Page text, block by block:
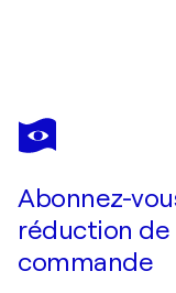
GIANCARLO SINISCALCHI
Volto in rosso
Abonnez-
réduction de
commande